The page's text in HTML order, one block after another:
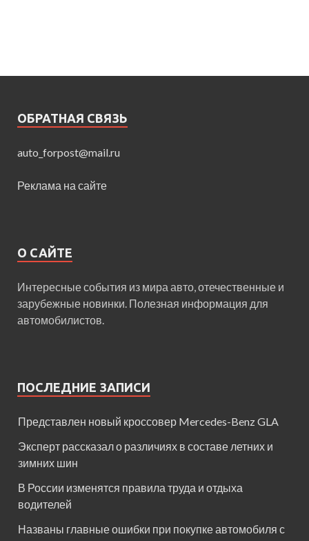
ОБРАТНАЯ СВЯЗЬ
auto_forpost@mail.ru
Реклама на сайте
О САЙТЕ
Интересные события из мира авто, отечественные и
зарубежные новинки. Полезная информация для
автомобилистов.
ПОСЛЕДНИЕ ЗАПИСИ
Представлен новый кроссовер Mercedes-Benz GLA
Эксперт рассказал о различиях в составе летних и
зимних шин
В России изменятся правила труда и отдыха
водителей
Названы главные ошибки при покупке автомобиля с